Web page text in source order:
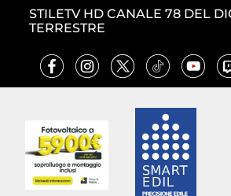
STILETV HD CANALE 78 DEL
TERRESTRE